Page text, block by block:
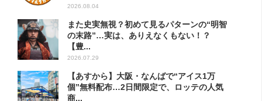
2026.08.04
また史実無視？初めて見るパターンの“明智
の末路”…実は、ありえなくもない！？
【豊...
2026.07.29
【あすから】大阪・なんばで“アイス1万
個”無料配布…2日間限定で、ロッテの人気
商...